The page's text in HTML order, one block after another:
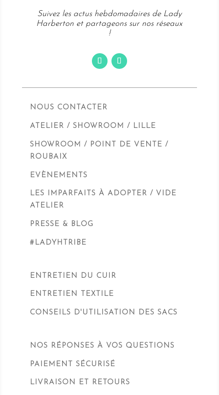
Suivez les actus hebdomadaires de Lady
Harberton et partageons sur nos réseaux
!
NOUS CONTACTER
ATELIER / SHOWROOM / LILLE
SHOWROOM / POINT DE VENTE /
ROUBAIX
EVÈNEMENTS
LES IMPARFAITS À ADOPTER / VIDE
ATELIER
PRESSE & BLOG
#LADYHTRIBE
ENTRETIEN DU CUIR
ENTRETIEN TEXTILE
CONSEILS D'UTILISATION DES SACS
NOS RÉPONSES À VOS QUESTIONS
PAIEMENT SÉCURISÉ
LIVRAISON ET RETOURS